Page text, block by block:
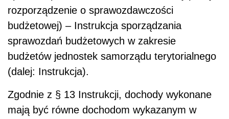
rozporządzenie o sprawozdawczości
budżetowej) – Instrukcja sporządzania
sprawozdań budżetowych w zakresie
budżetów jednostek samorządu terytorialnego
(dalej: Instrukcja).
Zgodnie z § 13 Instrukcji, dochody wykonane
mają być równe dochodom wykazanym w